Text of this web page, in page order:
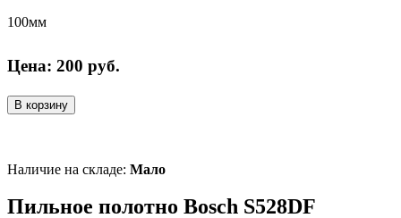
100мм
Цена: 200 руб.
В корзину
Наличие на складе: Мало
Пильное полотно Bosch S528DF